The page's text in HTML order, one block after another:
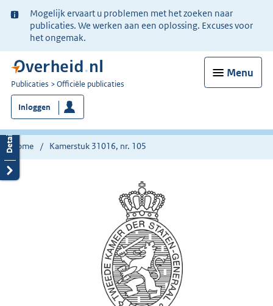
Ter
informatie:
Mogelijk ervaart u problemen met het zoeken naar
publicaties. We werken aan een oplossing. Excuses voor
het ongemak.
Menu
U
bent
nu
hier:
Publicaties Officiële publicaties
Inloggen
Home Kamerstuk 31016, nr. 105